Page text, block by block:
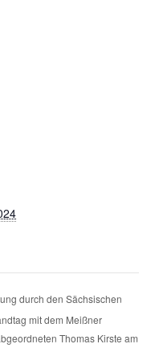
durch den Sächsischen
mit dem Meißner
Thomas Kirste am